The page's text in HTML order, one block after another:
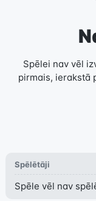
Spēlei nav vēl
pirmais, ierakstā
Spēlētāji
Spēle vēl nav